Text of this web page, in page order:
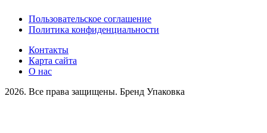
Пользовательское соглашение
Политика конфиденциальности
Контакты
Карта сайта
О нас
2026. Все права защищены. Бренд Упаковка